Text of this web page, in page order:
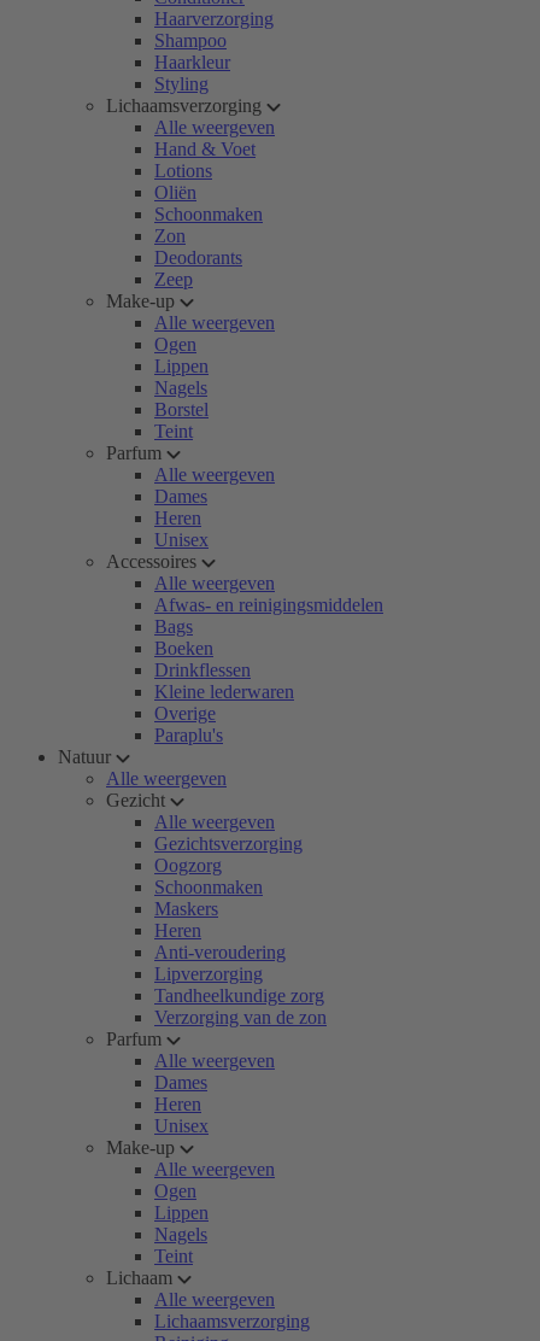
Haarverzorging
Shampoo
Haarkleur
Styling
Lichaamsverzorging
Alle weergeven
Hand & Voet
Lotions
Oliën
Schoonmaken
Zon
Deodorants
Zeep
Make-up
Alle weergeven
Ogen
Lippen
Nagels
Borstel
Teint
Parfum
Alle weergeven
Dames
Heren
Unisex
Accessoires
Alle weergeven
Afwas- en reinigingsmiddelen
Bags
Boeken
Drinkflessen
Kleine lederwaren
Overige
Paraplu's
Natuur
Alle weergeven
Gezicht
Alle weergeven
Gezichtsverzorging
Oogzorg
Schoonmaken
Maskers
Heren
Anti-veroudering
Lipverzorging
Tandheelkundige zorg
Verzorging van de zon
Parfum
Alle weergeven
Dames
Heren
Unisex
Make-up
Alle weergeven
Ogen
Lippen
Nagels
Teint
Lichaam
Alle weergeven
Lichaamsverzorging